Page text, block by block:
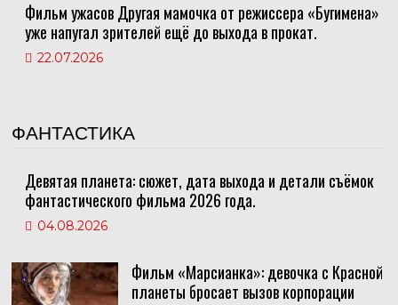
Фильм ужасов Другая мамочка от режиссера «Бугимена»
уже напугал зрителей ещё до выхода в прокат.
22.07.2026
ФАНТАСТИКА
Девятая планета: сюжет, дата выхода и детали съёмок
фантастического фильма 2026 года.
04.08.2026
Фильм «Марсианка»: девочка с Красной
планеты бросает вызов корпорации